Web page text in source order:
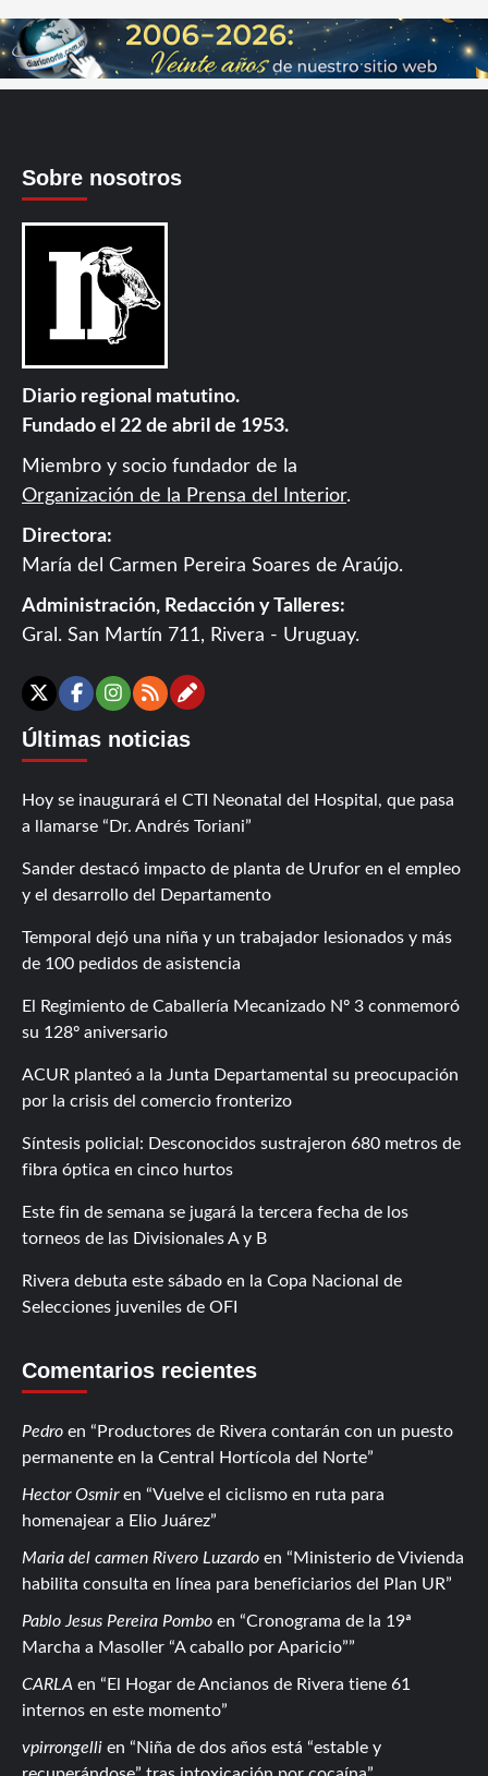
Sobre nosotros
Diario regional matutino.
Fundado el 22 de abril de 1953.
Miembro y socio fundador de la
Organización de la Prensa del Interior.
Directora:
María del Carmen Pereira Soares de Araújo.
Administración, Redacción y Talleres:
Gral. San Martín 711, Rivera - Uruguay.
X Facebook
Instagram
RSSContáctanos
Últimas noticias
Hoy se inaugurará el CTI Neonatal del Hospital, que pasa
a llamarse “Dr. Andrés Toriani”
Sander destacó impacto de planta de Urufor en el empleo
y el desarrollo del Departamento
Temporal dejó una niña y un trabajador lesionados y más
de 100 pedidos de asistencia
El Regimiento de Caballería Mecanizado Nº 3 conmemoró
su 128º aniversario
ACUR planteó a la Junta Departamental su preocupación
por la crisis del comercio fronterizo
Síntesis policial: Desconocidos sustrajeron 680 metros de
fibra óptica en cinco hurtos
Este fin de semana se jugará la tercera fecha de los
torneos de las Divisionales A y B
Rivera debuta este sábado en la Copa Nacional de
Selecciones juveniles de OFI
Comentarios recientes
Pedro en
Productores de Rivera contarán con un puesto
permanente en la Central Hortícola del Norte
Hector Osmiren
Vuelve el ciclismo en ruta para
homenajear a Elio Juárez
Maria del carmen Rivero Luzardo en
Ministerio de Vivienda
habilita consulta en línea para beneficiarios del Plan UR
Pablo Jesus Pereira Pombo en
Cronograma de la 19ª
Marcha a Masoller “A caballo por Aparicio”
CARLA en
El Hogar de Ancianos de Rivera tiene 61
internos en este momento
vpirrongelli en
Niña de dos años está “estable y